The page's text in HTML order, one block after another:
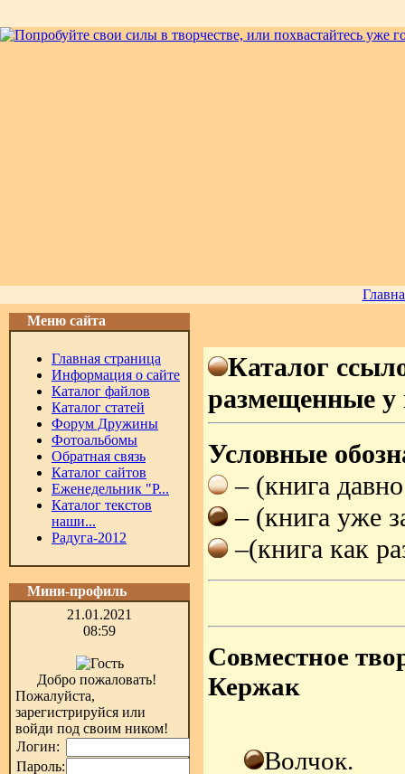
Меню сайта
Главная страница
Информация о сайте
Каталог файлов
Каталог статей
Форум Дружины
Фотоальбомы
Обратная связь
Каталог сайтов
Еженедельник "Р...
Каталог текстов
наши...
Радуга-2012
Мини-профиль
21.01.2021
08:59
Добро пожаловать!
Пожалуйста,
зарегистрируйся или
войди под своим ником!
Логин:
Пароль:
Каталог
размещенные у
Условные
– (книга
– (книга уже
–(книга как
Совместное
Кержак
Волчок.